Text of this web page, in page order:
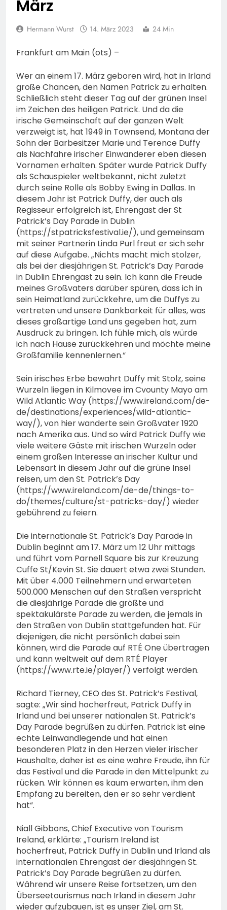
März
Hermann Wurst 14. März 2023 24 Min
Frankfurt am Main (ots) –
Wer an einem 17. März geboren wird, hat in Irland
große Chancen, den Namen Patrick zu erhalten.
Schließlich steht dieser Tag auf der grünen Insel
im Zeichen des heiligen Patrick. Und da die
irische Gemeinschaft auf der ganzen Welt
verzweigt ist, hat 1949 in Townsend, Montana der
Sohn der Barbesitzer Marie und Terence Duffy
als Nachfahre irischer Einwanderer eben diesen
Vornamen erhalten. Später wurde Patrick Duffy
als Schauspieler weltbekannt, nicht zuletzt
durch seine Rolle als Bobby Ewing in Dallas. In
diesem Jahr ist Patrick Duffy, der auch als
Regisseur erfolgreich ist, Ehrengast der St
Patrick’s Day Parade in Dublin
(https://stpatricksfestival.ie/), und gemeinsam
mit seiner Partnerin Linda Purl freut er sich sehr
auf diese Aufgabe. „Nichts macht mich stolzer,
als bei der diesjährigen St. Patrick’s Day Parade
in Dublin Ehrengast zu sein. Ich kann die Freude
meines Großvaters darüber spüren, dass ich in
sein Heimatland zurückkehre, um die Duffys zu
vertreten und unsere Dankbarkeit für alles, was
dieses großartige Land uns gegeben hat, zum
Ausdruck zu bringen. Ich fühle mich, als würde
ich nach Hause zurückkehren und möchte meine
Großfamilie kennenlernen.“
Sein irisches Erbe bewahrt Duffy mit Stolz, seine
Wurzeln liegen in Kilmovee im Cvounty Mayo am
Wild Atlantic Way (https://www.ireland.com/de-
de/destinations/experiences/wild-atlantic-
way/), von hier wanderte sein Großvater 1920
nach Amerika aus. Und so wird Patrick Duffy wie
viele weitere Gäste mit irischen Wurzeln oder
einem großen Interesse an irischer Kultur und
Lebensart in diesem Jahr auf die grüne Insel
reisen, um den St. Patrick’s Day
(https://www.ireland.com/de-de/things-to-
do/themes/culture/st-patricks-day/) wieder
gebührend zu feiern.
Die internationale St. Patrick’s Day Parade in
Dublin beginnt am 17. März um 12 Uhr mittags
und führt vom Parnell Square bis zur Kreuzung
Cuffe St/Kevin St. Sie dauert etwa zwei Stunden.
Mit über 4.000 Teilnehmern und erwarteten
500.000 Menschen auf den Straßen verspricht
die diesjährige Parade die größte und
spektakulärste Parade zu werden, die jemals in
den Straßen von Dublin stattgefunden hat. Für
diejenigen, die nicht persönlich dabei sein
können, wird die Parade auf RTÉ One übertragen
und kann weltweit auf dem RTÉ Player
(https://www.rte.ie/player/) verfolgt werden.
Richard Tierney, CEO des St. Patrick’s Festival,
sagte: „Wir sind hocherfreut, Patrick Duffy in
Irland und bei unserer nationalen St. Patrick’s
Day Parade begrüßen zu dürfen. Patrick ist eine
echte Leinwandlegende und hat einen
besonderen Platz in den Herzen vieler irischer
Haushalte, daher ist es eine wahre Freude, ihn für
das Festival und die Parade in den Mittelpunkt zu
rücken. Wir können es kaum erwarten, ihm den
Empfang zu bereiten, den er so sehr verdient
hat“.
Niall Gibbons, Chief Executive von Tourism
Ireland, erklärte: „Tourism Ireland ist
hocherfreut, Patrick Duffy in Dublin und Irland als
internationalen Ehrengast der diesjährigen St.
Patrick’s Day Parade begrüßen zu dürfen.
Während wir unsere Reise fortsetzen, um den
Überseetourismus nach Irland in diesem Jahr
wieder aufzubauen, ist es unser Ziel, am St.